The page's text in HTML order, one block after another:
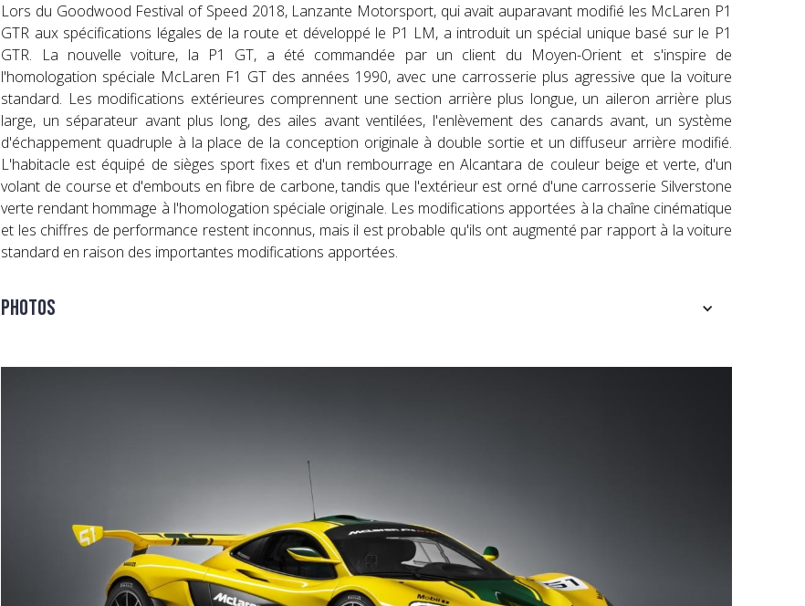
Lors du Goodwood Festival of Speed 2018, Lanzante Motorsport, qui avait auparavant modifié les McLaren P1
GTR aux spécifications légales de la route et développé le P1 LM, a introduit un spécial unique basé sur le P1
GTR. La nouvelle voiture, la P1 GT, a été commandée par un client du Moyen-Orient et s'inspire de
l'homologation spéciale McLaren F1 GT des années 1990, avec une carrosserie plus agressive que la voiture
standard. Les modifications extérieures comprennent une section arrière plus longue, un aileron arrière plus
large, un séparateur avant plus long, des ailes avant ventilées, l'enlèvement des canards avant, un système
d'échappement quadruple à la place de la conception originale à double sortie et un diffuseur arrière modifié.
L'habitacle est équipé de sièges sport fixes et d'un rembourrage en Alcantara de couleur beige et verte, d'un
volant de course et d'embouts en fibre de carbone, tandis que l'extérieur est orné d'une carrosserie Silverstone
verte rendant hommage à l'homologation spéciale originale. Les modifications apportées à la chaîne cinématique
et les chiffres de performance restent inconnus, mais il est probable qu'ils ont augmenté par rapport à la voiture
standard en raison des importantes modifications apportées.
Photos